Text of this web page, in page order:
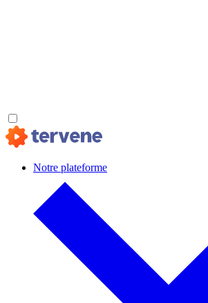
Notre plateforme